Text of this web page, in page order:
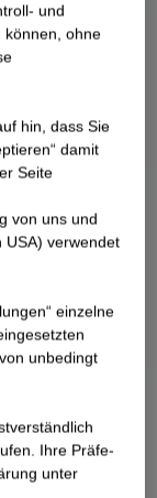
und
können, ohne
hin, dass Sie
damit
Seite
von uns und
USA) verwendet
einzelne
unbedingt
Ihre Prä­fe­
unter